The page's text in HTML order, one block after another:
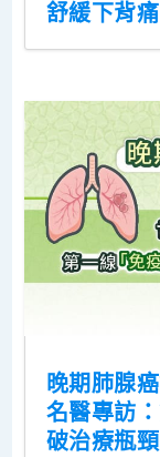
舒緩下背
晚期肺腺
名醫專訪
破治療瓶頸